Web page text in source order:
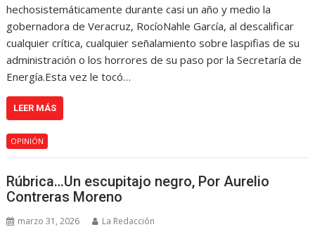
hechosistemáticamente durante casi un año y medio la
gobernadora de Veracruz, RocíoNahle García, al descalificar
cualquier crítica, cualquier señalamiento sobre laspifias de su
administración o los horrores de su paso por la Secretaría de
Energía.Esta vez le tocó…
LEER MÁS
OPINIÓN
Rúbrica…Un escupitajo negro, Por Aurelio
Contreras Moreno
marzo 31, 2026 La Redacción